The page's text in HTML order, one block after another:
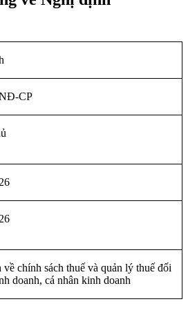
CP
chính sách thuế và quản lý thuế đối
doanh, cá nhân kinh doanh